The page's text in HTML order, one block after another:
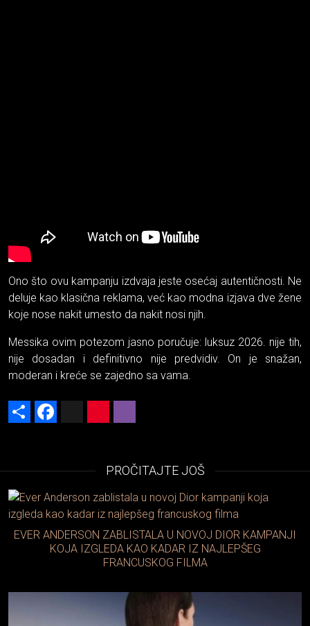
Ono što ovu kampanju izdvaja jeste osećaj autentičnosti. Ne
deluje kao klasična reklama, već kao modna izjava dve žene
koje nose nakit umesto da nakit nosi njih.
Messika ovim potezom jasno poručuje: luksuz 2026. nije tih,
nije dosadan i definitivno nije predvidiv. On je snažan,
moderan i kreće se zajedno sa vama.
Share
PROČITAJTE JOŠ
EVER ANDERSON ZABLISTALA U NOVOJ DIOR KAMPANJI
KOJA IZGLEDA KAO KADAR IZ NAJLEPŠEG
FRANCUSKOG FILMA